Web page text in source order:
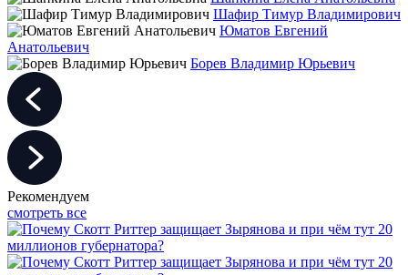
Шафир Тимур Владимирович
Юматов Евгений
Анатольевич
Борев Владимир Юрьевич
Рекомендуем
смотреть все